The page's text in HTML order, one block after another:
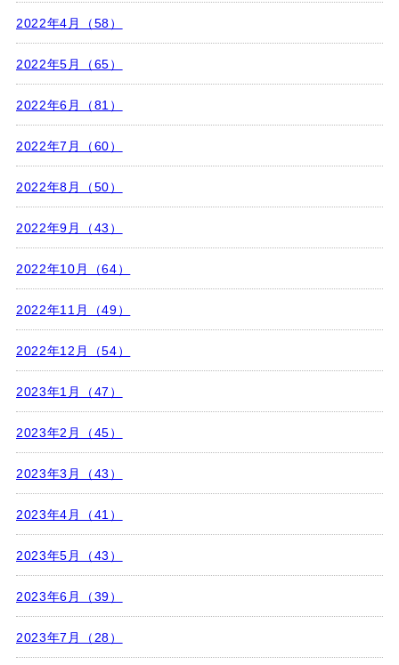
2022年4月（58）
2022年5月（65）
2022年6月（81）
2022年7月（60）
2022年8月（50）
2022年9月（43）
2022年10月（64）
2022年11月（49）
2022年12月（54）
2023年1月（47）
2023年2月（45）
2023年3月（43）
2023年4月（41）
2023年5月（43）
2023年6月（39）
2023年7月（28）